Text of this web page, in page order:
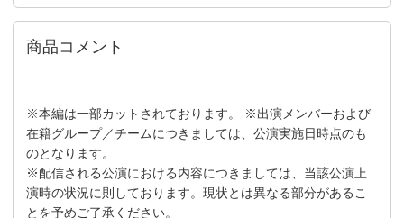
商品コメント
※本編は一部カットされております。 ※出演メンバーおよび
在籍グループ／チームにつきましては、公演実施日時点のも
のとなります。
※配信される公演における内容につきましては、当該公演上
演時の状況に則しております。現状とは異なる部分があるこ
とを予めご了承ください。